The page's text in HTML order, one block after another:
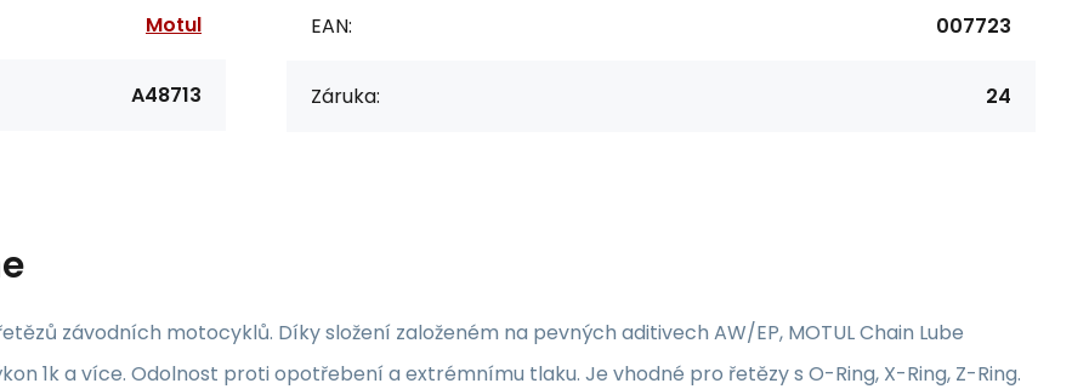
Motul
A48713
EAN: 007723
Záruka: 24
závodních motocyklů. Díky složení založeném na pevných aditivech AW/EP, MOTUL Chain Lube
1k a více. Odolnost proti opotřebení a extrémnímu tlaku. Je vhodné pro řetězy s O-Ring, X-Ring, Z-Ring.